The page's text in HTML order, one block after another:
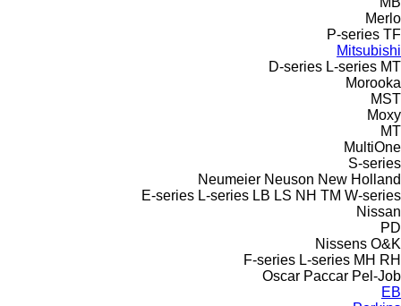
Merlo
P-series TF
Mitsubishi
D-series L-series MT
Morooka
MST
Moxy
MT
MultiOne
S-series
Neumeier Neuson New Holland
E-series L-series LB LS NH TM W-series
Nissan
PD
Nissens O&K
F-series L-series MH RH
Oscar Paccar Pel-Job
EB